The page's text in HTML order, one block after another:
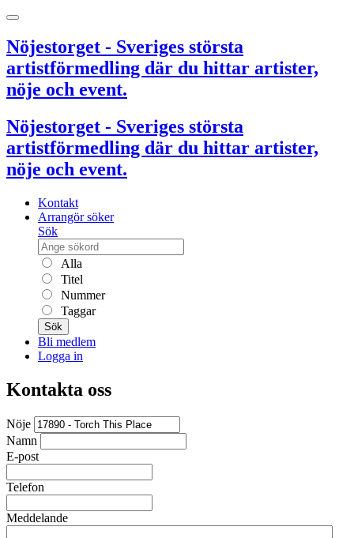
Nöjestorget - Sveriges största
artistförmedling där du hittar artister,
nöje och event.
Nöjestorget - Sveriges största
artistförmedling där du hittar artister,
nöje och event.
Kontakt
Arrangör söker
Sök
Alla
Titel
Nummer
Taggar
Sök
Bli medlem
Logga in
Kontakta oss
Nöje
Namn
E-post
Telefon
Meddelande